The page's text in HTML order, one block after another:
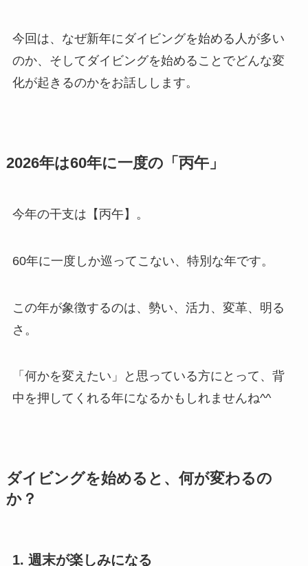
今回は、なぜ新年にダイビングを始める人が多い
のか、そしてダイビングを始めることでどんな変
化が起きるのかをお話しします。
2026年は60年に一度の「丙午」
今年の干支は【丙午】。
60年に一度しか巡ってこない、特別な年です。
この年が象徴するのは、勢い、活力、変革、明る
さ。
「何かを変えたい」と思っている方にとって、背
中を押してくれる年になるかもしれませんね^^
ダイビングを始めると、何が変わるの
か？
1. 週末が楽しみになる